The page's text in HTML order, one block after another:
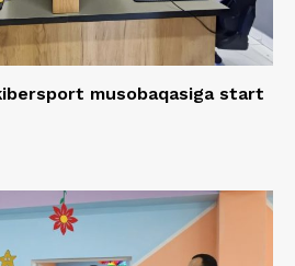
musobaqasiga start